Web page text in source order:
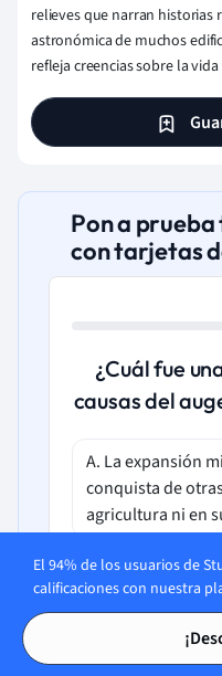
relieves que narran historias
astronómica de muchos
refleja creencias sobre la
Pon a
con tarjetas
¿Cuál fue
causas del
A. La expansión
conquista de
agricultura ni en
B. La
monumentos,
no fue un factor
desarrollo social
El 94% de los usuarios de
calificaciones con nuestra